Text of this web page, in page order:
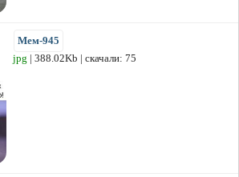
Мем-945
jpg | 388.02Kb | скачали: 75